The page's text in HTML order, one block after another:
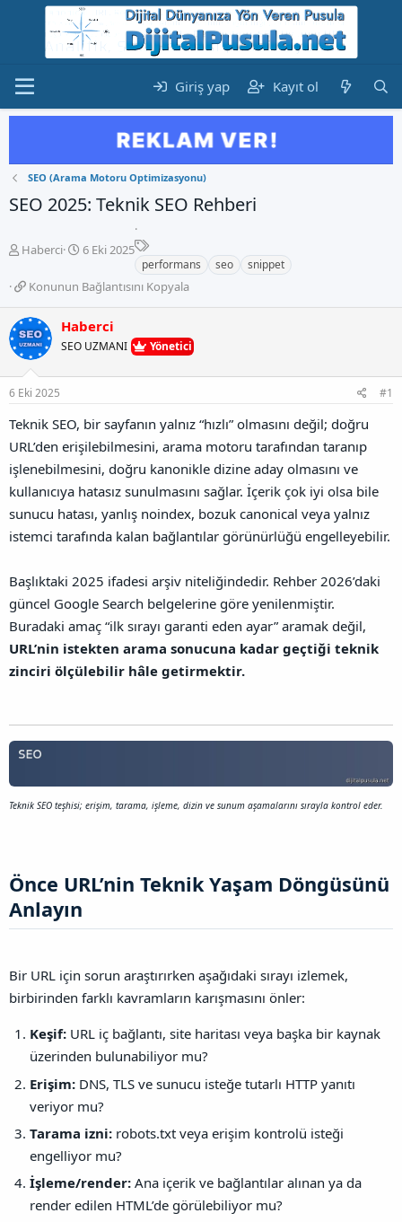
Giriş yap Kayıt ol
SEO (Arama Motoru Optimizasyonu)
SEO 2025: Teknik SEO Rehberi
K
n
u
y
u
b
a
ş
a
t
n
Haberci
B
ş
n
g
ç
r
i
h
i
6 Eki 2025
E
t
i
k
e
l
e
r
performans seo snippet
K
n
u
n
u
B
ğ
l
a
t
ı
ı
ı
K
o
p
y
a
l
Konunun Bağlantısını Kopyala
Haberci
SEO UZMANI Yönetici
6 Eki 2025 #1
Teknik SEO, bir sayfanın yalnız “hızlı” olmasını değil; doğru
URL’den erişilebilmesini, arama motoru tarafından taranıp
işlenebilmesini, doğru kanonikle dizine aday olmasını ve
kullanıcıya hatasız sunulmasını sağlar. İçerik çok iyi olsa bile
sunucu hatası, yanlış noindex, bozuk canonical veya yalnız
istemci tarafında kalan bağlantılar görünürlüğü engelleyebilir.
Başlıktaki 2025 ifadesi arşiv niteliğindedir. Rehber 2026’daki
güncel Google Search belgelerine göre yenilenmiştir.
Buradaki amaç “ilk sırayı garanti eden ayar” aramak değil,
URL’nin istekten arama sonucuna kadar geçtiği teknik
zinciri ölçülebilir hâle getirmektir.
Teknik SEO teşhisi; erişim, tarama, işleme, dizin ve sunum aşamalarını sırayla kontrol eder.
Önce URL’nin Teknik Yaşam Döngüsünü
Anlayın​
Bir URL için sorun araştırırken aşağıdaki sırayı izlemek,
birbirinden farklı kavramların karışmasını önler:
Keşif: URL iç bağlantı, site haritası veya başka bir kaynak
üzerinden bulunabiliyor mu?
Erişim: DNS, TLS ve sunucu isteğe tutarlı HTTP yanıtı
veriyor mu?
Tarama izni: robots.txt veya erişim kontrolü isteği
engelliyor mu?
İşleme/render: Ana içerik ve bağlantılar alınan ya da
render edilen HTML’de görülebiliyor mu?